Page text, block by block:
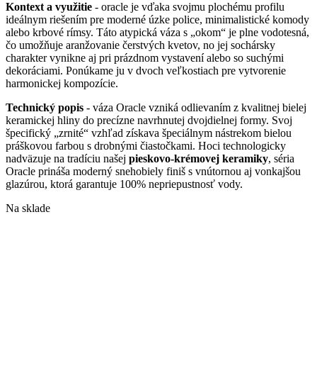
Kontext a využitie - oracle je vďaka svojmu plochému profilu
ideálnym riešením pre moderné úzke police, minimalistické komody
alebo krbové rímsy. Táto atypická váza s „okom“ je plne vodotesná,
čo umožňuje aranžovanie čerstvých kvetov, no jej sochársky
charakter vynikne aj pri prázdnom vystavení alebo so suchými
dekoráciami. Ponúkame ju v dvoch veľkostiach pre vytvorenie
harmonickej kompozície.
Technický popis - váza Oracle vzniká odlievaním z kvalitnej bielej
keramickej hliny do precízne navrhnutej dvojdielnej formy. Svoj
špecifický „zrnité“ vzhľad získava špeciálnym nástrekom bielou
práškovou farbou s drobnými čiastočkami. Hoci technologicky
nadväzuje na tradíciu našej pieskovo-krémovej keramiky, séria
Oracle prináša moderný snehobiely finiš s vnútornou aj vonkajšou
glazúrou, ktorá garantuje 100% nepriepustnosť vody.
Na sklade